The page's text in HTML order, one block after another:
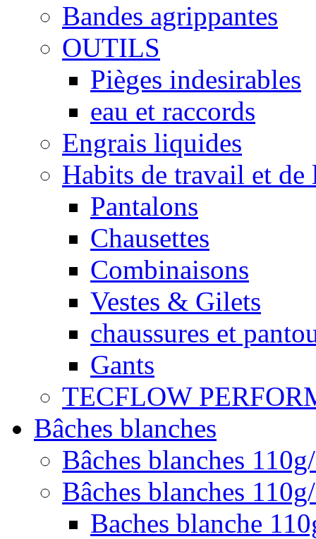
Bandes agrippantes
OUTILS
Pièges indesirables
eau et raccords
Engrais liquides
Habits de travail et
Pantalons
Chausettes
Combinaisons
Vestes & Gilets
chaussures et
Gants
TECFLOW
Bâches blanches
Bâches blanches
Bâches blanches
Baches blanche